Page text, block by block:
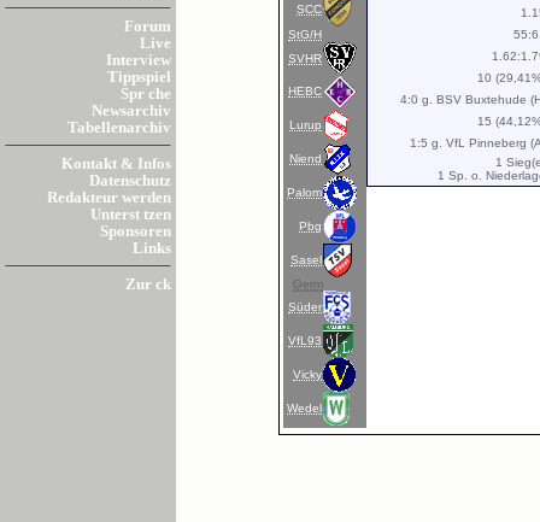
Forum
Live
Interview
Tippspiel
Spr che
Newsarchiv
Tabellenarchiv
Kontakt & Infos
Datenschutz
Redakteur werden
Unterst tzen
Sponsoren
Links
Zur ck
SCC
StG/H
SVHR
HEBC
Lurup
Niend
Palom
Pbg
Sasel
Germ
Süder
VfL93
Vicky
Wedel
10
4:0 g. BSV Buxtehude
15
1:5 g. VfL Pinneberg
1
1 Sp. o.